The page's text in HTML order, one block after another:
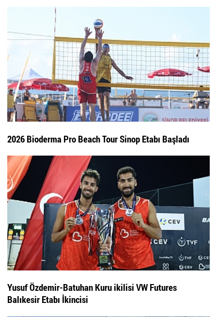
2026 Bioderma Pro Beach Tour Sinop Etabı Başladı
Yusuf Özdemir-Batuhan Kuru ikilisi VW Futures
Balıkesir Etabı İkincisi